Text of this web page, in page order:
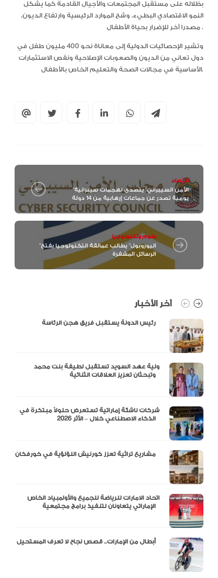
بظلاله على مستقبل المجتمعات والأجيال القادمة كما يشكل
النمو الاقتصادي البطيء، وشح الموارد الرئيسية وارتفاع الديون،
مصدرا آخر للإضرار بحياة الأطفال .
وتشير الإحصائيات الدولية إلى معاناة نحو 400 مليون طفل في
دول تعاني من الديون والصعوبات الإصلاحية ونقص الاستثمارات
الأساسية في مجالات الصحة والتعليم الخاص بالأطفال.
اقتصاد
"الأمن السيبراني" يتصدى لهجمات سيبرانية
يومية تصدر عن جماعات إرهابية من 14 دولة
علوم وتكنولوجيا
"اليوروبول" يطالب عمالقة التكنولوجيا بفتح
الرسائل المشفرة
آخر الأخبار
ولية عهد السويد تستقبل لطيفة بنت محمد
شركات ناشئة إماراتية تستعرض حلولاً مبتكرة في
اتحاد الامارات للرياضة للجميع والأولمبياد الخاص